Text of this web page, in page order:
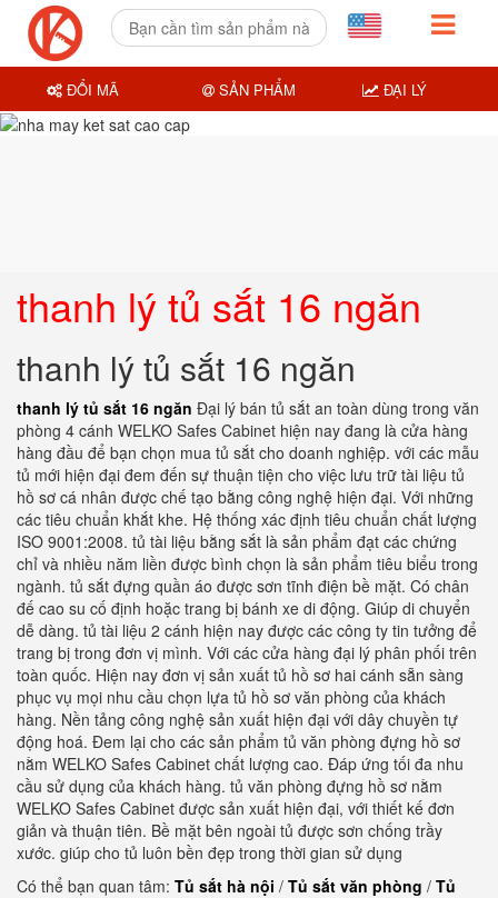
thanh lý tủ sắt 16 ngăn
thanh lý tủ sắt 16 ngăn
thanh lý tủ sắt 16 ngăn Đại lý bán tủ sắt an toàn dùng trong văn
phòng 4 cánh WELKO Safes Cabinet hiện nay đang là cửa hàng
hàng đầu để bạn chọn mua tủ sắt cho doanh nghiệp. với các mẫu
tủ mới hiện đại đem đến sự thuận tiện cho việc lưu trữ tài liệu tủ
hồ sơ cá nhân được chế tạo bằng công nghệ hiện đại. Với những
các tiêu chuẩn khắt khe. Hệ thống xác định tiêu chuẩn chất lượng
ISO 9001:2008. tủ tài liệu bằng sắt là sản phẩm đạt các chứng
chỉ và nhiều năm liền được bình chọn là sản phẩm tiêu biểu trong
ngành. tủ sắt đựng quần áo được sơn tĩnh điện bề mặt. Có chân
đế cao su cố định hoặc trang bị bánh xe di động. Giúp di chuyển
dễ dàng. tủ tài liệu 2 cánh hiện nay được các công ty tin tưởng để
trang bị trong đơn vị mình. Với các cửa hàng đại lý phân phối trên
toàn quốc. Hiện nay đơn vị sản xuất tủ hồ sơ hai cánh sẵn sàng
phục vụ mọi nhu cầu chọn lựa tủ hồ sơ văn phòng của khách
hàng. Nền tảng công nghệ sản xuất hiện đại với dây chuyền tự
động hoá. Đem lại cho các sản phẩm tủ văn phòng đựng hồ sơ
nằm WELKO Safes Cabinet chất lượng cao. Đáp ứng tối đa nhu
cầu sử dụng của khách hàng. tủ văn phòng đựng hồ sơ nằm
WELKO Safes Cabinet được sản xuất hiện đại, với thiết kế đơn
giản và thuận tiên. Bề mặt bên ngoài tủ được sơn chống trầy
xước. giúp cho tủ luôn bền đẹp trong thời gian sử dụng
Có thể bạn quan tâm: Tủ sắt hà nội / Tủ sắt văn phòng / Tủ
ĐỔI MÃ SẢN PHẨM ĐẠI LÝ